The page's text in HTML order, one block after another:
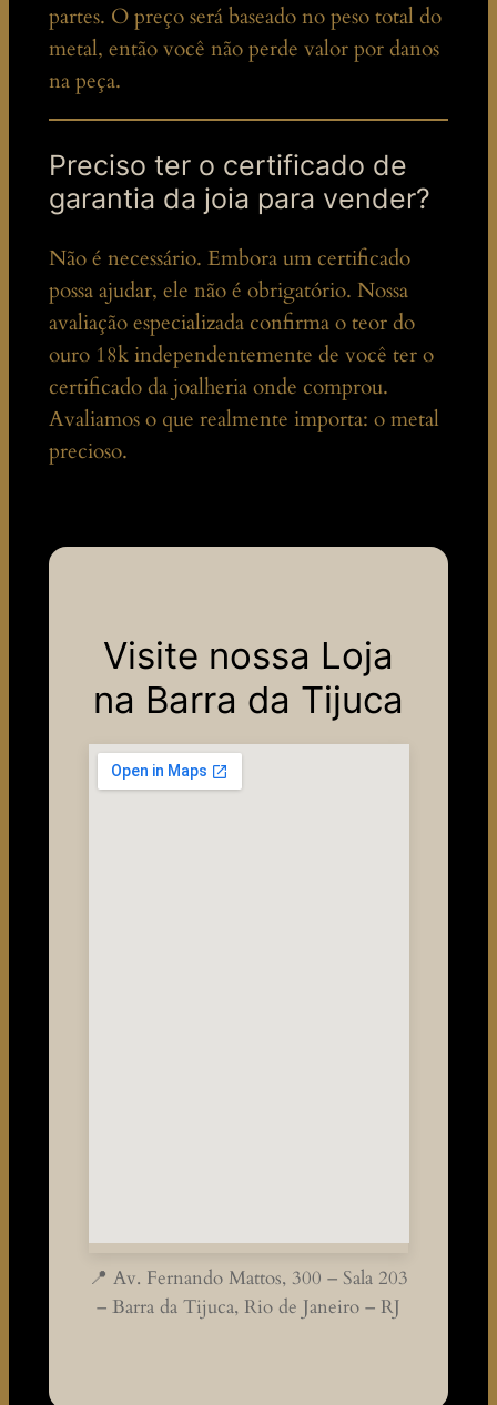
partes. O preço será baseado no peso total do
metal, então você não perde valor por danos
na peça.
Preciso ter o certificado de
garantia da joia para vender?
Não é necessário. Embora um certificado
possa ajudar, ele não é obrigatório. Nossa
avaliação especializada confirma o teor do
ouro 18k independentemente de você ter o
certificado da joalheria onde comprou.
Avaliamos o que realmente importa: o metal
precioso.
Visite nossa Loja
na Barra da Tijuca
📍 Av. Fernando Mattos, 300 – Sala 203
– Barra da Tijuca, Rio de Janeiro – RJ